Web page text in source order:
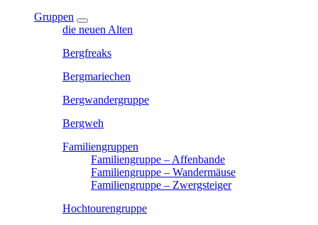
Gruppen
die neuen Alten
Bergfreaks
Bergmariechen
Bergwandergruppe
Bergweh
Familiengruppen
Familiengruppe – Affenbande
Familiengruppe – Wandermäuse
Familiengruppe – Zwergsteiger
Hochtourengruppe